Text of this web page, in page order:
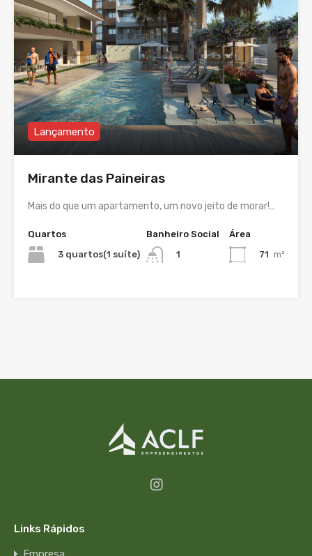
Lançamento
Mirante das Paineiras
Mais do que um apartamento, um novo jeito de morar!…
Quartos
3 quartos(1 suíte)
Banheiro Social
1
Área
71 m²
Links Rápidos